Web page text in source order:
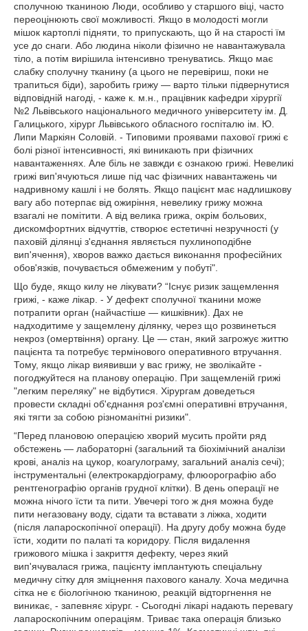
сполучною тканиною Люди, особливо у старшого віці, часто
переоцінюють свої можливості. Якщо в молодості могли
мішок картоплі підняти, то припускають, що й на старості їм
усе до снаги. Або людина ніколи фізично не навантажувала
тіло, а потім вирішила інтенсивно тренуватись. Якщо має
слабку сполучну тканину (а цього не перевіриш, поки не
трапиться біди), заробить грижу — варто тільки підвернутися
відповідній нагоді, - каже к. м.н., працівник кафедри хірургії
№2 Львівського національного медичного університету ім. Д.
Галицького, хірург Львівського обласного госпіталю ім. Ю.
Липи Маркіян Соловій. - Типовими проявами пахової грижі є
болі різної інтенсивності, які виникають при фізичних
навантаженнях. Але біль не завжди є ознакою грижі. Невеликі
грижі вип'ячуються лише під час фізичних навантажень чи
надривному кашлі і не болять. Якщо пацієнт має надлишкову
вагу або потерпає від ожиріння, невелику грижу можна
взагалі не помітити. А від велика грижа, окрім больових,
дискомфортних відчуттів, створює естетичні незручності (у
паховій ділянці з'єднання являється пухлиноподібне
вип'ячення), хворов важко дається виконання професійних
обов'язків, почувається обмеженим у побуті".
Що буде, якщо килу не лікувати? “Існує ризик защемлення
грижі, - каже лікар. - У дефект сполучної тканини може
потрапити орган (найчастіше — кишківник). Дах не
надходитиме у защемлену ділянку, через що розвинеться
некроз (омертвіння) органу. Це — стан, який загрожує життю
пацієнта та потребує термінового оперативного втручання.
Тому, якщо лікар виявивши у вас грижу, не зволікайте -
погоджуйтеся на планову операцію. При защемленій грижі
"легким переляку" не відбутися. Хірургам доведеться
провести складні об'єднання роз'ємні оперативні втручання,
які тягти за собою різноманітні ризики".
“Перед плановою операцією хворий мусить пройти ряд
обстежень — лабораторні (загальний та біохімічний аналізи
крові, аналіз на цукор, коагулограму, загальний аналіз сечі);
інструментальні (електрокардіограму, флюорографію або
рентгенографію органів грудної клітки). В день операції не
можна нічого їсти та пити. Увечері того ж дня можна буде
пити негазовану воду, сідати та вставати з ліжка, ходити
(після лапароскопічної операції). На другу добу можна буде
їсти, ходити по палаті та коридору. Після видалення
грижового мішка і закриття дефекту, через який
вип'ячувалася грижа, пацієнту імплантують спеціальну
медичну сітку для зміцнення пахового каналу. Хоча медична
сітка не є біологічною тканиною, реакцій відторгнення не
виникає, - запевняє хірург. - Сьогодні лікарі надають перевагу
лапароскопічним операціям. Триває така операція близько